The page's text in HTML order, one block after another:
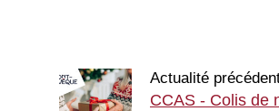
Actualité
CCAS - Colis de